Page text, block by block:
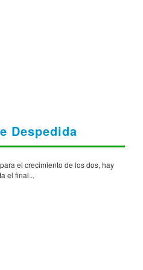
Despedida
el crecimiento de los dos, hay
el final...